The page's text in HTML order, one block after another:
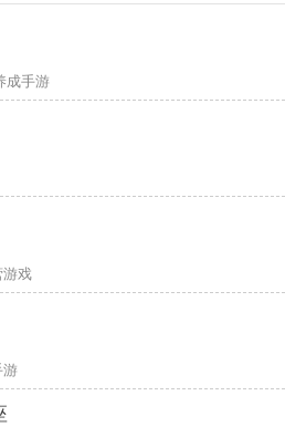
的“厨力”是店员的主要属性。根据不
配料理任务，更易获取客人青睐。通
，探索各个灵域，研究食谱，解锁更
式。让你每到一地，当地食客都成为
力的提升，他们对于味道和火候的掌
可以拥有自己的厨神天团。有的店员
排他们作为服务员与饲养员。
踏上寻找料理兽和搜集食谱的冒险旅
稀料理兽，搜集当地特色食谱。冒险
成手游
戏